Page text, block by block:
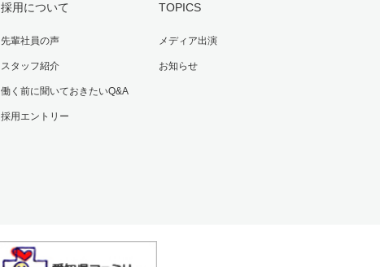
採用について
先輩社員の声
スタッフ紹介
働く前に聞いておきたいQ&A
採用エントリー
TOPICS
メディア出演
お知らせ